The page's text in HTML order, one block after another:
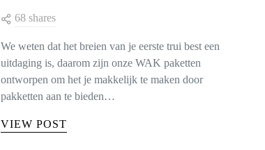
68 shares
We weten dat het breien van je eerste trui best een
uitdaging is, daarom zijn onze WAK paketten
ontworpen om het je makkelijk te maken door
pakketten aan te bieden…
VIEW POST